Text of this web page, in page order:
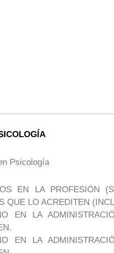
Psicología
EN LA PROFESIÓN
QUE LO ACREDITEN
EN LA
EN LA